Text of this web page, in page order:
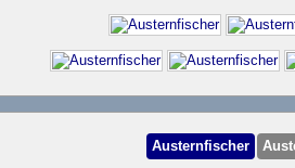
Austernfischer